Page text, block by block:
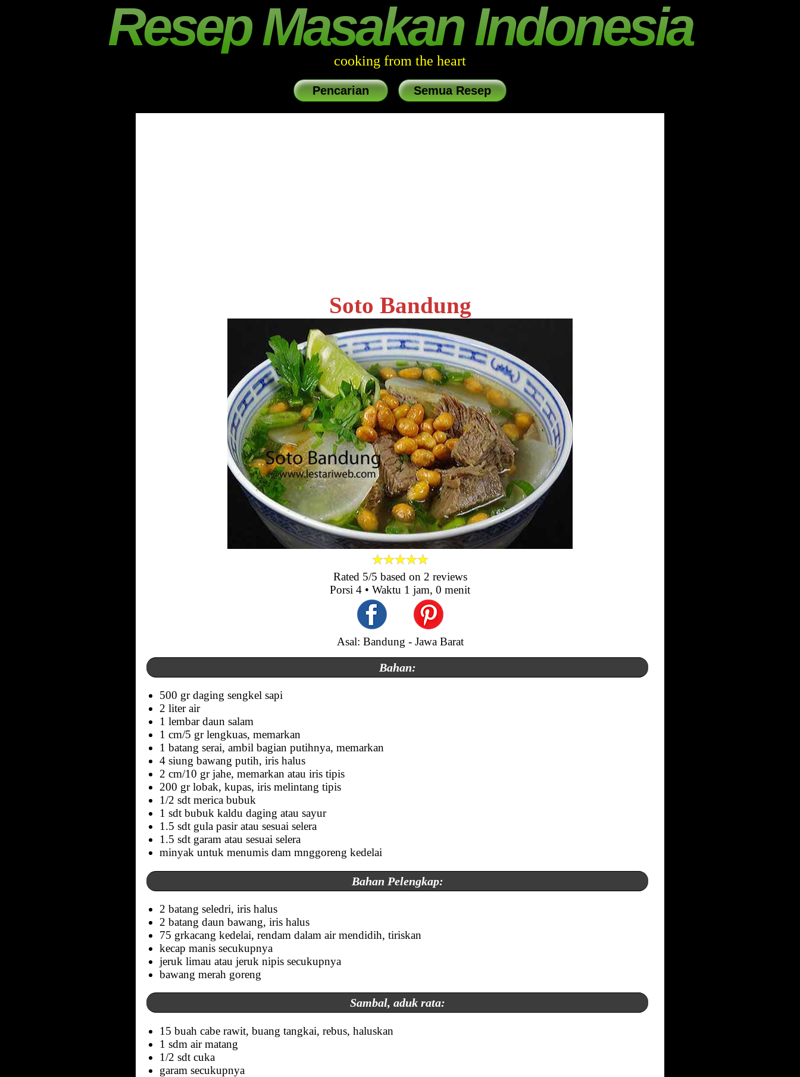
Resep Masakan Indonesia
cooking from the heart
Pencarian Semua Resep
Soto Bandung
Rated 5/5 based on 2 reviews
Porsi 4 • Waktu 1 jam, 0 menit
Asal: Bandung - Jawa Barat
Bahan:
500 gr daging sengkel sapi
2 liter air
1 lembar daun salam
1 cm/5 gr lengkuas, memarkan
1 batang serai, ambil bagian putihnya, memarkan
4 siung bawang putih, iris halus
2 cm/10 gr jahe, memarkan atau iris tipis
200 gr lobak, kupas, iris melintang tipis
1/2 sdt merica bubuk
1 sdt bubuk kaldu daging atau sayur
1.5 sdt gula pasir atau sesuai selera
1.5 sdt garam atau sesuai selera
minyak untuk menumis dam mnggoreng kedelai
Bahan Pelengkap:
2 batang seledri, iris halus
2 batang daun bawang, iris halus
75 grkacang kedelai, rendam dalam air mendidih, tiriskan
kecap manis secukupnya
jeruk limau atau jeruk nipis secukupnya
bawang merah goreng
Sambal, aduk rata:
15 buah cabe rawit, buang tangkai, rebus, haluskan
1 sdm air matang
1/2 sdt cuka
garam secukupnya